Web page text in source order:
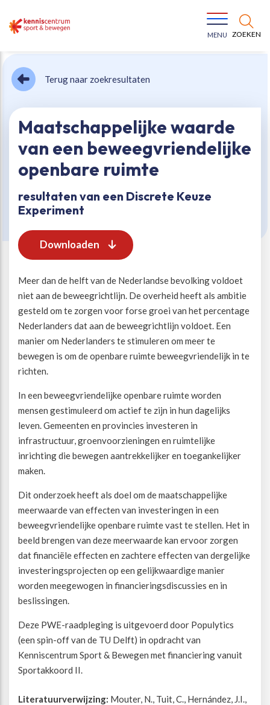
ZOEKEN
MENU
Terug naar zoekresultaten
Maatschappelijke waarde
van een beweegvriendelijke
openbare ruimte
resultaten van een Discrete Keuze
Experiment
Downloaden
Meer dan de helft van de Nederlandse bevolking voldoet
niet aan de beweegrichtlijn. De overheid heeft als ambitie
gesteld om te zorgen voor forse groei van het percentage
Nederlanders dat aan de beweegrichtlijn voldoet. Een
manier om Nederlanders te stimuleren om meer te
bewegen is om de openbare ruimte beweegvriendelijk in te
richten.
In een beweegvriendelijke openbare ruimte worden
mensen gestimuleerd om actief te zijn in hun dagelijks
leven. Gemeenten en provincies investeren in
infrastructuur, groenvoorzieningen en ruimtelijke
inrichting die bewegen aantrekkelijker en toegankelijker
maken.
Dit onderzoek heeft als doel om de maatschappelijke
meerwaarde van effecten van investeringen in een
beweegvriendelijke openbare ruimte vast te stellen. Het in
beeld brengen van deze meerwaarde kan ervoor zorgen
dat financiële effecten en zachtere effecten van dergelijke
investeringsprojecten op een gelijkwaardige manier
worden meegewogen in financieringsdiscussies en in
beslissingen.
Deze PWE-raadpleging is uitgevoerd door Populytics
(een spin-off van de TU Delft) in opdracht van
Kenniscentrum Sport & Bewegen met financiering vanuit
Sportakkoord II.
Literatuurverwijzing: Mouter, N., Tuit, C., Hernández, J.I.,
Bewegen voor een gezonde leefstijl
Jeugd in beweging
Vitaal ouder worden
Beweegvriendelijke omgeving
Paralympische topsport
Esports, gaming en gamification
Alle thema’s
Onze missie
Onze werkwijze
Werken bij
Persvoorlichting en Public Affairs